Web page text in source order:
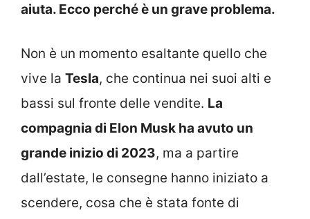
aiuta. Ecco perché è un grave problema.
Non è un momento esaltante quello che
vive la Tesla, che continua nei suoi alti e
bassi sul fronte delle vendite. La
compagnia di Elon Musk ha avuto un
grande inizio di 2023, ma a partire
dall’estate, le consegne hanno iniziato a
scendere, cosa che è stata fonte di